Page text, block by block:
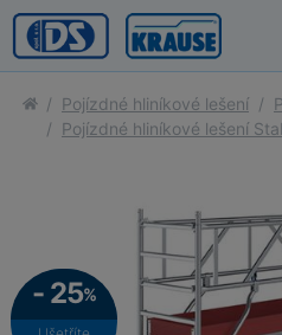
Pojízdné hliníkové lešení
Pojízdné hliníkové lešení
- 25%